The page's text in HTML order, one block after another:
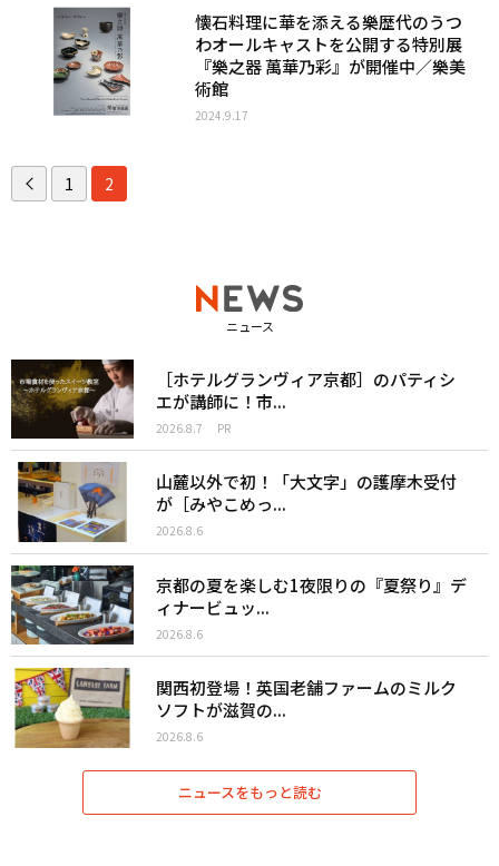
懐石料理に華を添える樂歴代のうつ
わオールキャストを公開する特別展
『樂之器 萬華乃彩』が開催中／樂美
術館
2024.9.17
1 2
ニュース
［ホテルグランヴィア京都］のパティシ
エが講師に！市...
2026.8.7 PR
山麓以外で初！「大文字」の護摩木受付
が［みやこめっ...
2026.8.6
京都の夏を楽しむ1夜限りの『夏祭り』デ
ィナービュッ...
2026.8.6
関西初登場！英国老舗ファームのミルク
ソフトが滋賀の...
2026.8.6
ニュースをもっと読む